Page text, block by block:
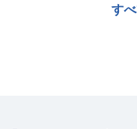
す